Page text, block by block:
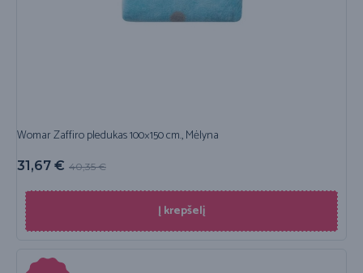
Womar Zaffiro pledukas 100×150 cm., Mėlyna
40,35€
31,67 €
Į krepšelį